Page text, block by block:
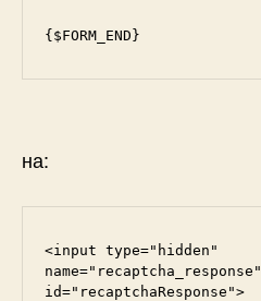
{$FORM_END}
на:
<input type="hidden"
name="recaptcha_response"
id="recaptchaResponse">